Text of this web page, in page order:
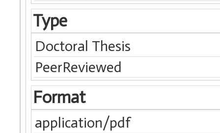
Type
Doctoral Thesis
PeerReviewed
Format
application/pdf